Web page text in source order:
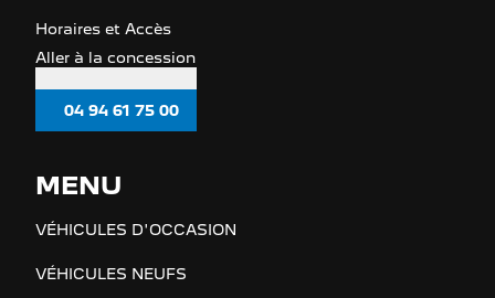
Horaires et Accès
Aller à la concession
04 94 61 75 00
MENU
VÉHICULES D'OCCASION
VÉHICULES NEUFS